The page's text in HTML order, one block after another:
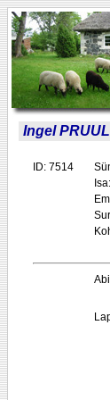
Ingel PRUUL
ID: 7514
Isa: